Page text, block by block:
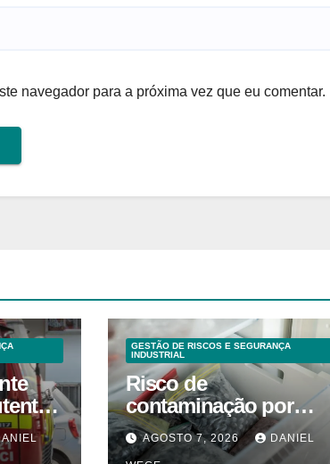
navegador para a próxima vez que eu comentar.
GESTÃO DE RISCOS E SEGURANÇA
INDUSTRIAL
Risco de
contaminação por
listeria suspende
venda de mirtilos em
AGOSTO 7, 2026 DANIEL